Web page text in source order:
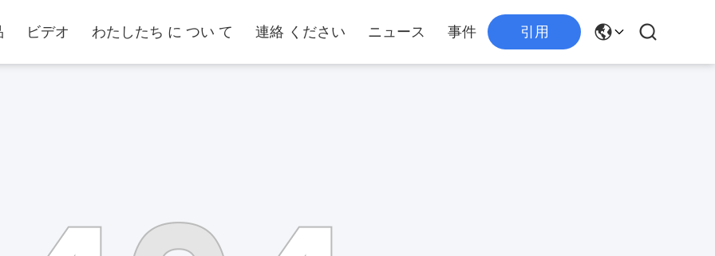
ビデオ わたしたち に つい て 連絡 ください ニュース 事件 引用